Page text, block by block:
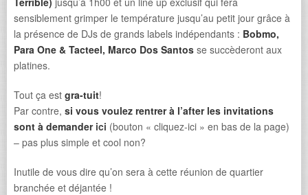
sensiblement grimper le température jusqu’au petit jour grâce à
la présence de DJs de grands labels indépendants : Bobmo,
Para One & Tacteel, Marco Dos Santos se succèderont aux
platines.
Tout ça est gra-tuit!
Par contre, si vous voulez rentrer à l’after les invitations
sont à demander ici (bouton « cliquez-ici » en bas de la page)
– pas plus simple et cool non?
Inutile de vous dire qu’on sera à cette réunion de quartier
branchée et déjantée !